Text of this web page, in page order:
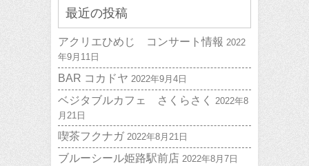
最近の投稿
アクリエひめじ コンサート情報 2022
年9月11日
BAR コカドヤ 2022年9月4日
ベジタブルカフェ さくらさく
2022年8
月21日
喫茶フクナガ 2022年8月21日
ブルーシール姫路駅前店 2022年8月7日